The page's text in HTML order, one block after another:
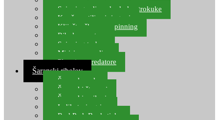
Spinning udice, dvokuke, trokuke
Kopče, vrtilice i ringovi
Kliješta, škare za spinning
Ribolov pastrve
Spinning torbe
Mirisi za varalice
Plovci za predatore
Šaranski ribolov
Šaranske role
Šaranski štapovi
Šaranski najloni
Indikatori ugriza
Rod Pod, Banksticks